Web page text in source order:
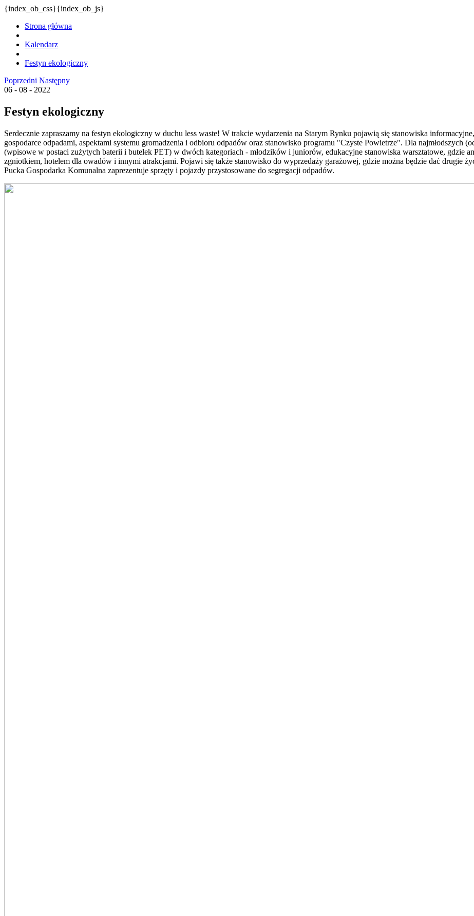
{index_ob_css}{index_ob_js}
Strona główna
Kalendarz
Festyn ekologiczny
Poprzedni Następny
06 - 08 - 2022
Festyn ekologiczny
Serdecznie zapraszamy na festyn ekologiczny w duchu less waste! W trakcie wydarzenia na Starym Rynku pojawią się stanowiska
gospodarce odpadami, aspektami systemu gromadzenia i odbioru odpadów oraz stanowisko programu "Czyste Powietrze". Dla najmłodszych
(wpisowe w postaci zużytych baterii i butelek PET) w dwóch kategoriach - młodzików i juniorów, edukacyjne stanowiska warsztatowe, gdzie
zgniotkiem, hotelem dla owadów i innymi atrakcjami. Pojawi się także stanowisko do wyprzedaży garażowej, gdzie można będzie dać drugie
Pucka Gospodarka Komunalna zaprezentuje sprzęty i pojazdy przystosowane do segregacji odpadów.